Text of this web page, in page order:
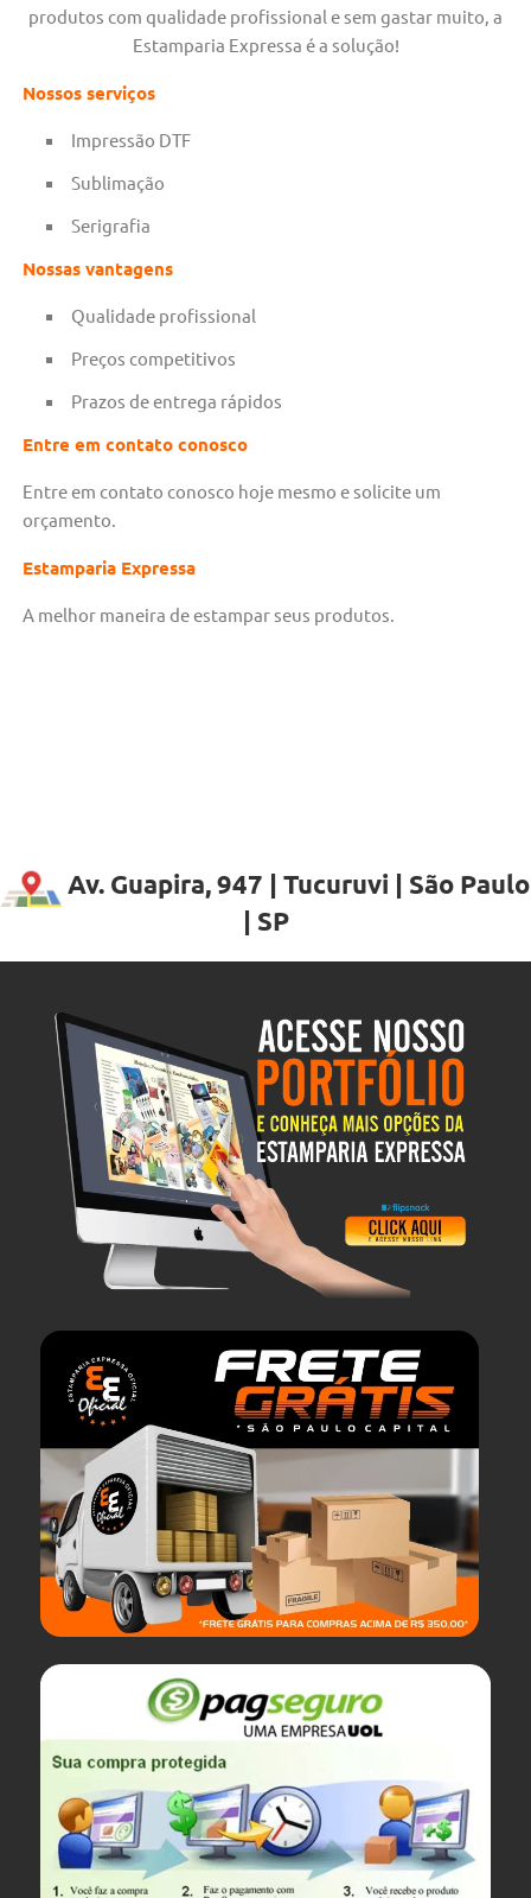
produtos com qualidade profissional e sem gastar muito, a
Estamparia Expressa é a solução!
Nossos serviços
Impressão DTF
Sublimação
Serigrafia
Nossas vantagens
Qualidade profissional
Preços competitivos
Prazos de entrega rápidos
Entre em contato conosco
Entre em contato conosco hoje mesmo e solicite um
orçamento.
Estamparia Expressa
A melhor maneira de estampar seus produtos.
Av. Guapira, 947 | Tucuruvi | São Paulo
| SP